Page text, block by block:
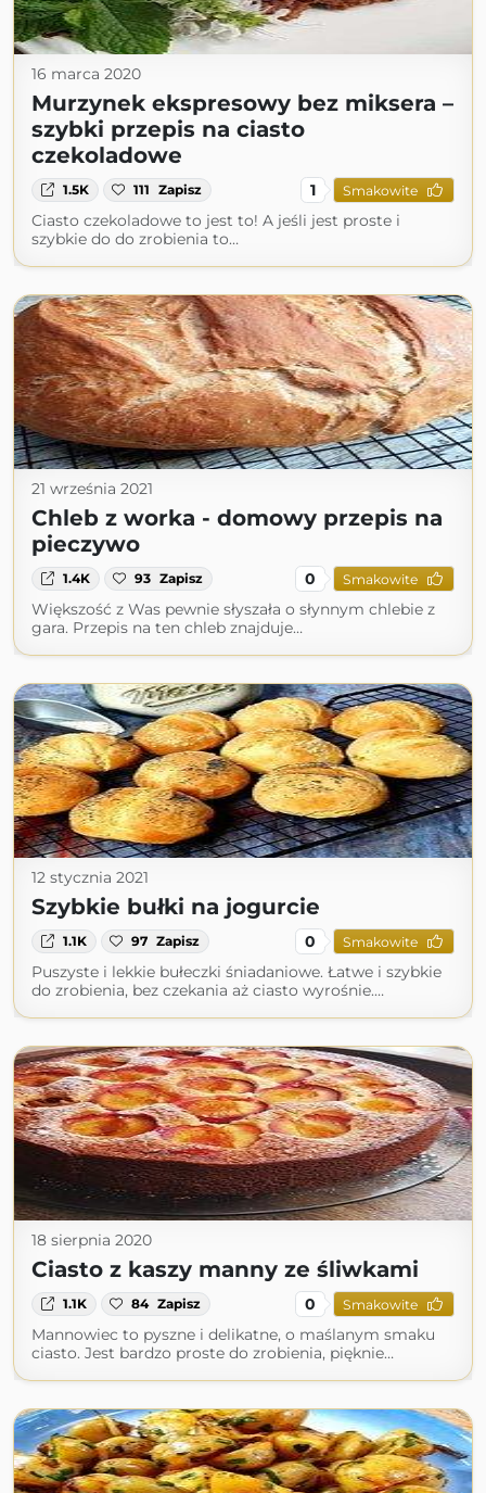
16 marca 2020
Murzynek ekspresowy bez miksera –
szybki przepis na ciasto
czekoladowe
1.5K 111 Zapisz 1 Smakowite
Ciasto czekoladowe to jest to! A jeśli jest proste i
szybkie do do zrobienia to…
21 września 2021
Chleb z worka - domowy przepis na
pieczywo
1.4K 93 Zapisz 0 Smakowite
Większość z Was pewnie słyszała o słynnym chlebie z
gara. Przepis na ten chleb znajduje…
12 stycznia 2021
Szybkie bułki na jogurcie
1.1K 97 Zapisz 0 Smakowite
Puszyste i lekkie bułeczki śniadaniowe. Łatwe i szybkie
do zrobienia, bez czekania aż ciasto wyrośnie.…
18 sierpnia 2020
Ciasto z kaszy manny ze śliwkami
1.1K 84 Zapisz 0 Smakowite
Mannowiec to pyszne i delikatne, o maślanym smaku
ciasto. Jest bardzo proste do zrobienia, pięknie…